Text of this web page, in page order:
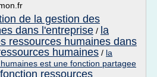
de la gestion des
dans l'entreprise / la
ressources humaines dans
humaines / la
est une fonction partagee
ressources